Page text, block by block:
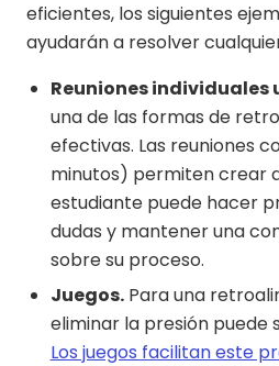
eficientes, los siguientes
ayudarán a resolver
Reuniones individuales
una de las formas de
efectivas. Las reuniones
minutos) permiten crear
estudiante puede hacer
dudas y mantener una
sobre su proceso.
Juegos.Para una
eliminar la presión puede
Los juegos facilitan este